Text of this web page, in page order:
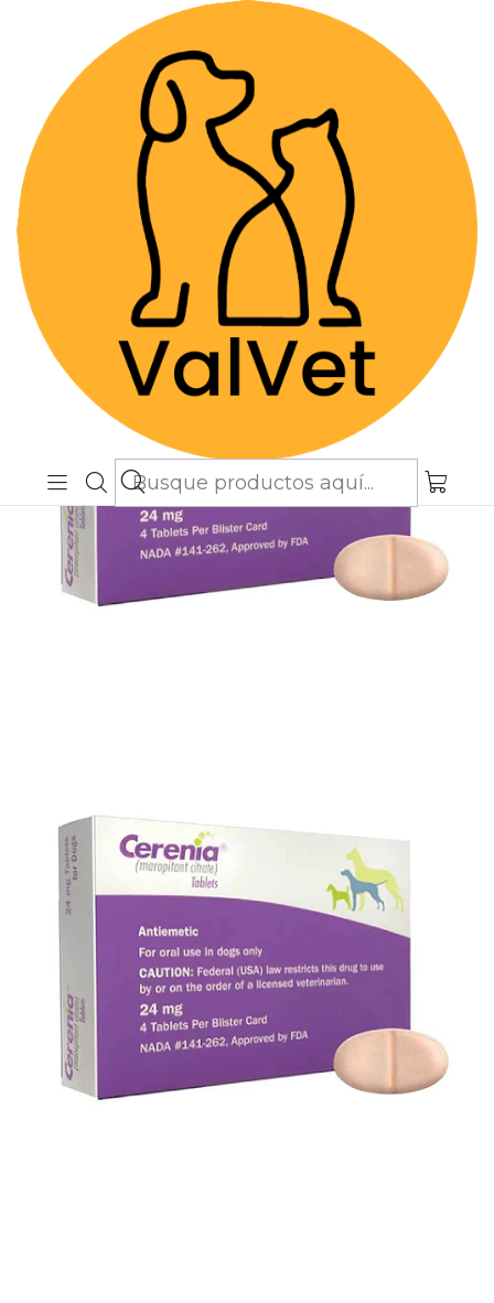
Despacho GRATIS por compras sobre
$89.990(Válido desde Coquimbo hasta Los
Lagos)
Farmacia Veterinaria
Gastroentéricos
Cerenia 24 mg - Comprimidos